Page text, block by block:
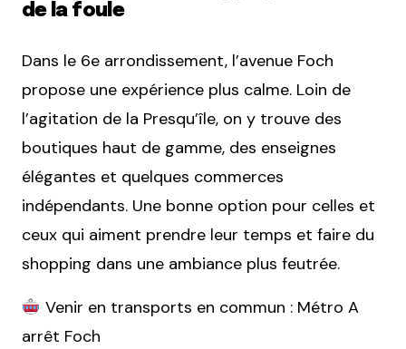
de la foule
Dans le 6e arrondissement, l’avenue Foch
propose une expérience plus calme. Loin de
l’agitation de la Presqu’île, on y trouve des
boutiques haut de gamme, des enseignes
élégantes et quelques commerces
indépendants. Une bonne option pour celles et
ceux qui aiment prendre leur temps et faire du
shopping dans une ambiance plus feutrée.
Venir en transports en commun : Métro A
arrêt Foch